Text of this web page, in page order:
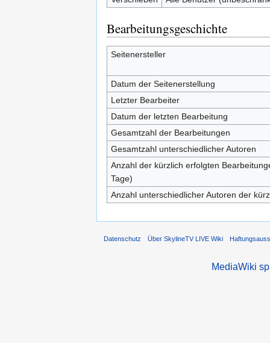
Bearbeitungsgeschichte
Seitenersteller
Datum der Seitenerstellung
Letzter Bearbeiter
Datum der letzten Bearbeitung
Gesamtzahl der Bearbeitungen
Gesamtzahl unterschiedlicher Autoren
Anzahl der kürzlich erfolgten
Tage)
Anzahl unterschiedlicher Autoren der
Datenschutz Über SkylineTV LIVE Wiki
MediaWiki